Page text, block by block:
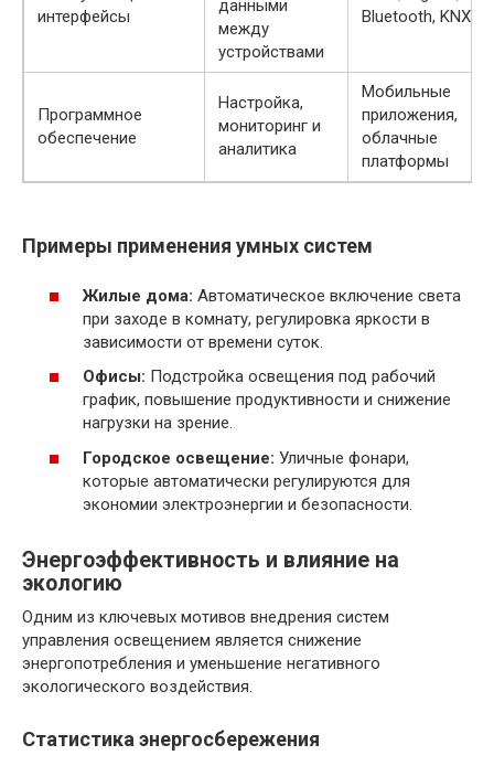
интерфейсы
данными
между
устройствами
Bluetooth, KNX
Программное
обеспечение
Настройка,
мониторинг и
аналитика
Мобильные
приложения,
облачные
платформы
Примеры применения умных систем
Жилые дома: Автоматическое включение света
при заходе в комнату, регулировка яркости в
зависимости от времени суток.
Офисы: Подстройка освещения под рабочий
график, повышение продуктивности и снижение
нагрузки на зрение.
Городское освещение: Уличные фонари,
которые автоматически регулируются для
экономии электроэнергии и безопасности.
Энергоэффективность и влияние на
экологию
Одним из ключевых мотивов внедрения систем
управления освещением является снижение
энергопотребления и уменьшение негативного
экологического воздействия.
Статистика энергосбережения